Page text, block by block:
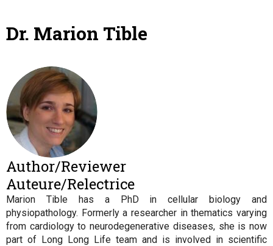
Dr. Marion Tible
Author/Reviewer
Auteure/Relectrice
Marion Tible has a PhD in cellular biology and
physiopathology. Formerly a researcher in thematics varying
from cardiology to neurodegenerative diseases, she is now
part of Long Long Life team and is involved in scientific